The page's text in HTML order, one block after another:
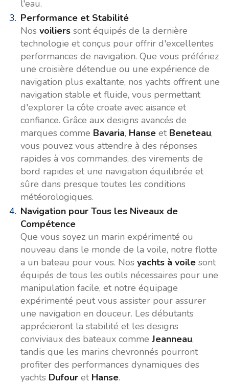
l'eau.
Performance et Stabilité
Nos voilierssont équipés de la dernière
technologie et conçus pour offrir d'excellentes
performances de navigation. Que vous préfériez
une croisière détendue ou une expérience de
navigation plus exaltante, nos yachts offrent une
navigation stable et fluide, vous permettant
d'explorer la côte croate avec aisance et
confiance. Grâce aux designs avancés de
marques comme Bavaria, Hanseet Beneteau,
vous pouvez vous attendre à des réponses
rapides à vos commandes, des virements de
bord rapides et une navigation équilibrée et
sûre dans presque toutes les conditions
météorologiques.
Navigation pour Tous les Niveaux de
Compétence
Que vous soyez un marin expérimenté ou
nouveau dans le monde de la voile, notre flotte
a un bateau pour vous. Nos yachts à voilesont
équipés de tous les outils nécessaires pour une
manipulation facile, et notre équipage
expérimenté peut vous assister pour assurer
une navigation en douceur. Les débutants
apprécieront la stabilité et les designs
conviviaux des bateaux comme Jeanneau,
tandis que les marins chevronnés pourront
profiter des performances dynamiques des
yachts Dufouret Hanse.